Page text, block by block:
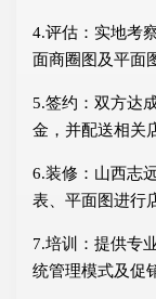
4.评估：实地考
面商圈图及平面
5.签约：双方达
金，并配送相关
6.装修：山西志
表、平面图进行
7.培训：提供专
统管理模式及促